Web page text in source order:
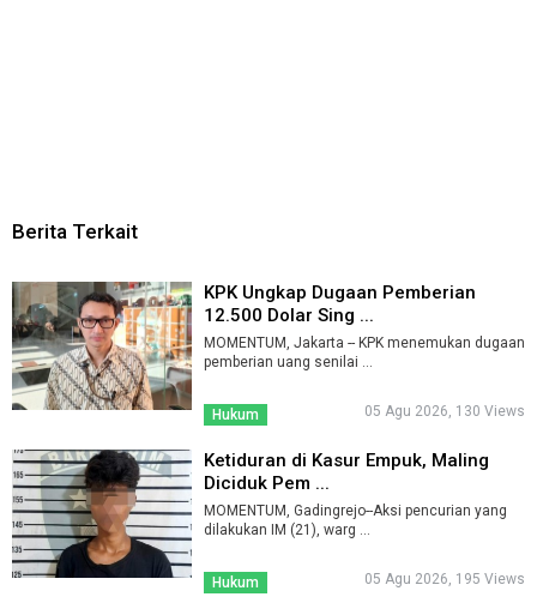
Berita Terkait
KPK Ungkap Dugaan Pemberian
12.500 Dolar Sing ...
MOMENTUM, Jakarta -- KPK menemukan dugaan
Hukum 05 Agu 2026, 130 Views
Ketiduran di Kasur Empuk, Maling
Diciduk Pem ...
MOMENTUM, Gadingrejo--Aksi pencurian yang
dilakukan IM (21), warg ...
Hukum 05 Agu 2026, 195 Views